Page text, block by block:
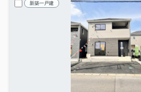
新築一戸建